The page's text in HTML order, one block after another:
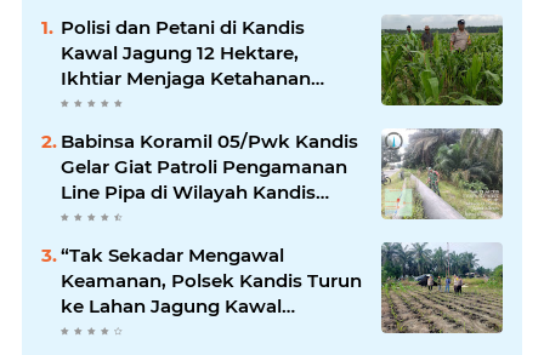
Polisi dan Petani di Kandis
Kawal Jagung 12 Hektare,
Ikhtiar Menjaga Ketahanan
Pangan
Babinsa Koramil 05/Pwk Kandis
Gelar Giat Patroli Pengamanan
Line Pipa di Wilayah Kandis
Kandis
“Tak Sekadar Mengawal
Keamanan, Polsek Kandis Turun
ke Lahan Jagung Kawal
Ketahanan Pangan